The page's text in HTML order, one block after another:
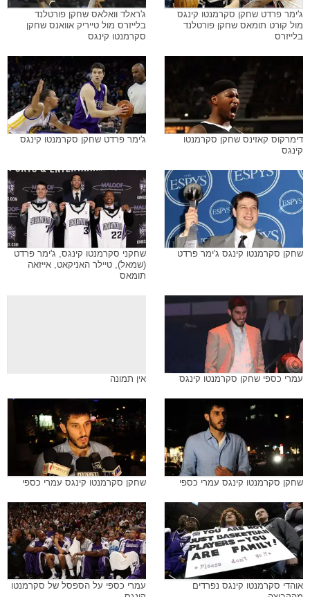
ג'ימר פרדט שחקן סקרמנטו קינגס
מול קורט תומאס שחקן פורטלנד
בלייזרס
ג'ראלד וואלאס שחקן פורטלנד
בלייזרס מול טייריק אוואנס שחקן
סקרמנטו קינגס
דימרקוס קאזינס שחקן סקרמנטו
קינגס
ג'ימר פרדט שחקן סקרמנטו קינגס
שחקן סקרמנטו קינגס ג'ימר פרדט
שחקני סקרמנטו קינגס, ג'ימר פרדט
(שמאל), טיילר האניקאט, אייזאה
תומאס
עמרי כספי שחקן סקרמנטו קינגס אין תמונה
שחקן סקרמנטו קינגס עמרי כספי שחקן סקרמנטו קינגס עמרי כספי
אוהדי סקרמנטו קינגס נפרדים
עמרי כספי על הספסל של סקרמנטו